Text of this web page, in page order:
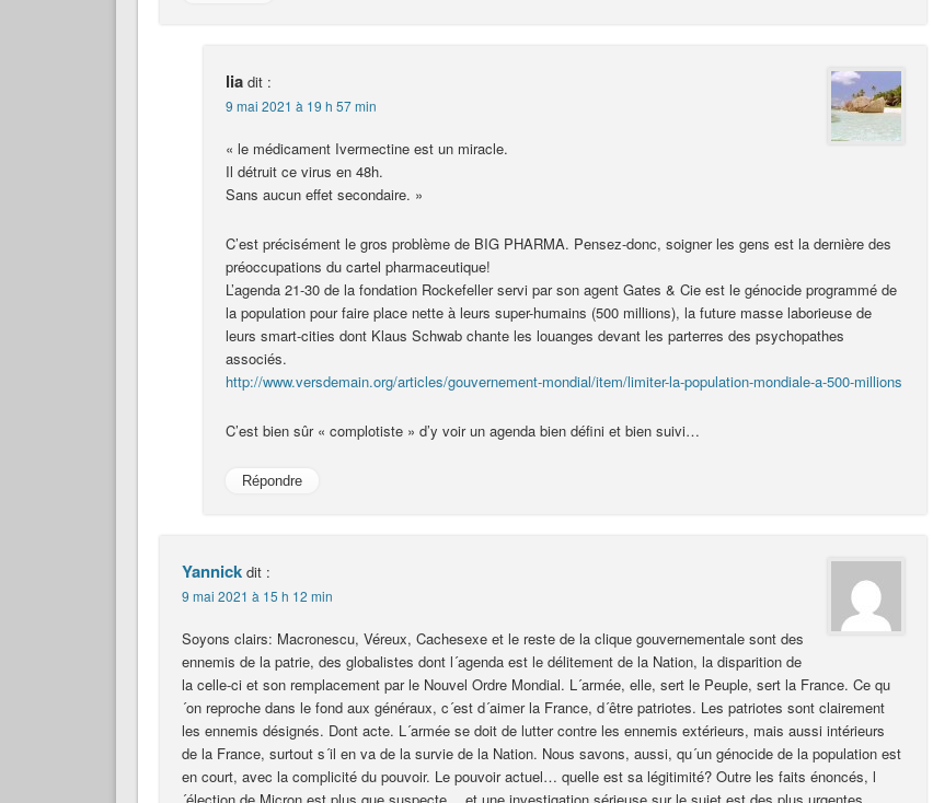
lia dit :
9 mai 2021 à 19 h 57 min
« le médicament Ivermectine est un miracle.
Il détruit ce virus en 48h.
Sans aucun effet secondaire. »
C’est précisément le gros problème de BIG PHARMA. Pensez-donc, soigner les gens est la dernière des
préoccupations du cartel pharmaceutique!
L’agenda 21-30 de la fondation Rockefeller servi par son agent Gates & Cie est le génocide programmé de
la population pour faire place nette à leurs super-humains (500 millions), la future masse laborieuse de
leurs smart-cities dont Klaus Schwab chante les louanges devant les parterres des psychopathes
associés.
http://www.versdemain.org/articles/gouvernement-mondial/item/limiter-la-population-mondiale-a-500-millions
C’est bien sûr « complotiste » d’y voir un agenda bien défini et bien suivi…
Répondre
Yannick dit :
9 mai 2021 à 15 h 12 min
Soyons clairs: Macronescu, Véreux, Cachesexe et le reste de la clique gouvernementale sont des
ennemis de la patrie, des globalistes dont l´agenda est le délitement de la Nation, la disparition de
la celle-ci et son remplacement par le Nouvel Ordre Mondial. L´armée, elle, sert le Peuple, sert la France. Ce qu
´on reproche dans le fond aux généraux, c´est d´aimer la France, d´être patriotes. Les patriotes sont clairement
les ennemis désignés. Dont acte. L´armée se doit de lutter contre les ennemis extérieurs, mais aussi intérieurs
de la France, surtout s´il en va de la survie de la Nation. Nous savons, aussi, qu´un génocide de la population est
en court, avec la complicité du pouvoir. Le pouvoir actuel… quelle est sa légitimité? Outre les faits énoncés, l